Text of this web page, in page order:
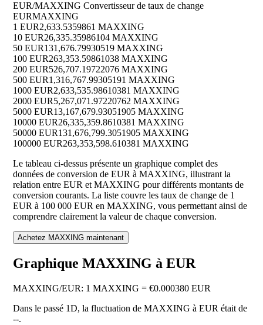
EUR/MAXXING Convertisseur de taux de change
EURMAXXING
1 EUR2,633.5359861 MAXXING
10 EUR26,335.35986104 MAXXING
50 EUR131,676.79930519 MAXXING
100 EUR263,353.59861038 MAXXING
200 EUR526,707.19722076 MAXXING
500 EUR1,316,767.99305191 MAXXING
1000 EUR2,633,535.98610381 MAXXING
2000 EUR5,267,071.97220762 MAXXING
5000 EUR13,167,679.93051905 MAXXING
10000 EUR26,335,359.8610381 MAXXING
50000 EUR131,676,799.3051905 MAXXING
100000 EUR263,353,598.610381 MAXXING
Le tableau ci-dessus présente un graphique complet des
données de conversion de EUR à MAXXING, illustrant la
relation entre EUR et MAXXING pour différents montants de
conversion courants. La liste couvre les taux de change de 1
EUR à 100 000 EUR en MAXXING, vous permettant ainsi de
comprendre clairement la valeur de chaque conversion.
Achetez MAXXING maintenant
Graphique MAXXING à EUR
MAXXING/EUR: 1 MAXXING = €0.000380 EUR
Dans le passé 1D, la fluctuation de MAXXING à EUR était de
--.